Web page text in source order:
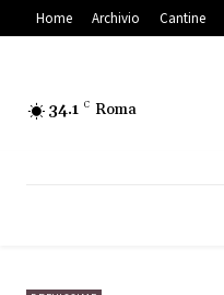
Home Archivio Cantine
34.1 C Roma